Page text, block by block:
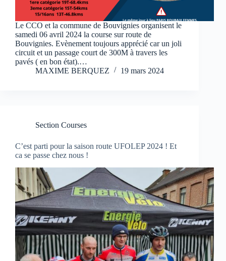
Le CCO et la commune de Bouvignies organisent le
samedi 06 avril 2024 la course sur route de
Bouvignies. Evènement toujours apprécié car un joli
circuit et un passage court de 300M à travers les
pavés ( en bon état).…
MAXIME BERQUEZ
19 mars 2024
Section Courses
C’est parti pour la saison route UFOLEP 2024 ! Et
ca se passe chez nous !